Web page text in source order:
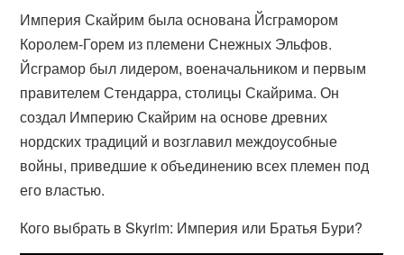
Империя Скайрим была основана Йсграмором
Королем-Горем из племени Снежных Эльфов.
Йсграмор был лидером, военачальником и первым
правителем Стендарра, столицы Скайрима. Он
создал Империю Скайрим на основе древних
нордских традиций и возглавил междоусобные
войны, приведшие к объединению всех племен под
его властью.
Кого выбрать в Skyrim: Империя или Братья Бури?